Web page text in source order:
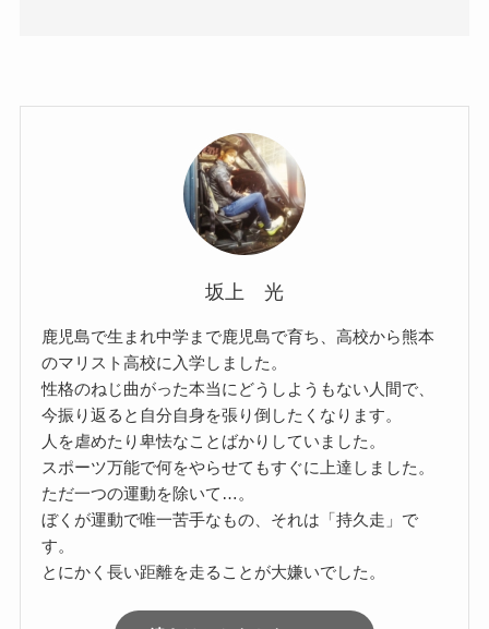
坂上 光
鹿児島で生まれ中学まで鹿児島で育ち、高校から熊本
のマリスト高校に入学しました。
性格のねじ曲がった本当にどうしようもない人間で、
今振り返ると自分自身を張り倒したくなります。
人を虐めたり卑怯なことばかりしていました。
スポーツ万能で何をやらせてもすぐに上達しました。
ただ一つの運動を除いて…。
ぼくが運動で唯一苦手なもの、それは「持久走」で
す。
とにかく長い距離を走ることが大嫌いでした。